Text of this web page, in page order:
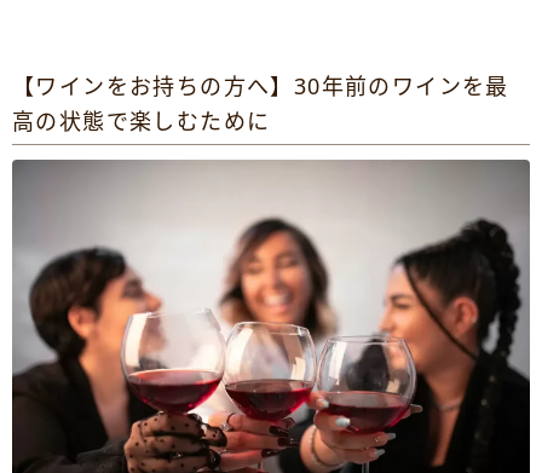
【ワインをお持ちの方へ】30年前のワインを最
高の状態で楽しむために